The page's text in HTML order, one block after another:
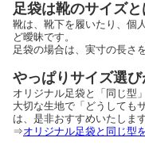
足袋は靴のサイズ
靴は、靴下を履いたり、個
ど曖昧です。
足袋の場合は、実寸の長さ
やっぱりサイズ選
オリジナル足袋と「同じ型
大切な生地で「どうしても
は、是非おすすめいたします
⇒オリジナル足袋と同じ型